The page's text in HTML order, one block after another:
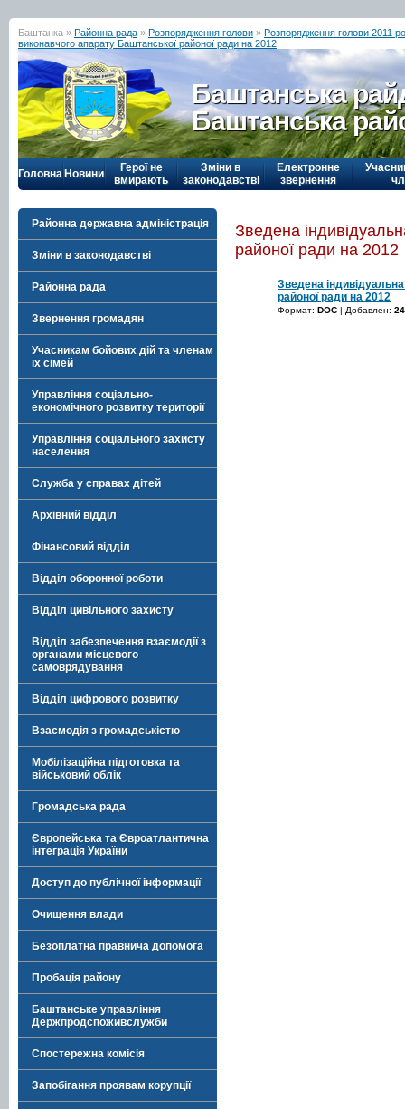
Баштанка » Районна рада » Розпорядження голови » Розпорядження голови 2011
виконавчого апарату Баштанської районої ради на 2012
Баштанська
Баштанська
Головна Новини
Герої не
вмирають
Зміни в
законодавстві
Електронне
звернення
Районна державна адміністрація
Зміни в законодавстві
Районна рада
Звернення громадян
Учасникам бойових дій та членам
їх сімей
Управління соціально-
економічного розвитку території
Управління соціального захисту
населення
Служба у справах дітей
Архівний відділ
Фінансовий відділ
Відділ оборонної роботи
Відділ цивільного захисту
Відділ забезпечення взаємодії з
органами місцевого
самоврядування
Відділ цифрового розвитку
Взаємодія з громадськістю
Мобілізаційна підготовка та
військовий облік
Громадська рада
Європейська та Євроатлантична
інтеграція України
Доступ до публічної інформації
Очищення влади
Безоплатна правнича допомога
Пробація району
Баштанське управління
Держпродспоживслужби
Спостережна комісія
Запобігання проявам корупції
Зведена
районої ради на 2012
Зведена
районої ради на 2012
Формат: DOC | Добавлен: